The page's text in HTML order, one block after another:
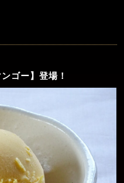
ゴー】登場！